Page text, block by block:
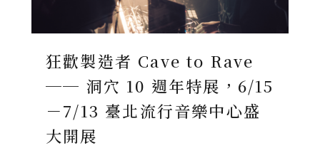
狂歡製造者 Cave to Rave
── 洞穴 10 週年特展，6/15
－7/13 臺北流行音樂中心盛
大開展